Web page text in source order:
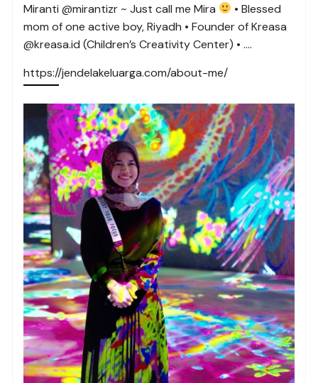
Miranti @mirantizr ~ Just call me Mira
• Blessed
mom of one active boy, Riyadh • Founder of Kreasa
@kreasa.id (Children’s Creativity Center) • ….
https://jendelakeluarga.com/about-me/